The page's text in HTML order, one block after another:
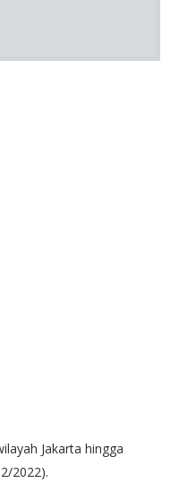
Jakarta hingga
2022).